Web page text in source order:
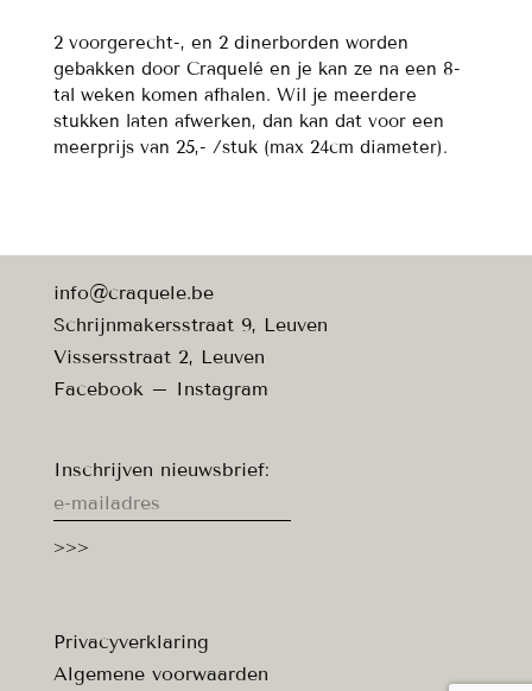
2 voorgerecht-, en 2 dinerborden worden
gebakken door Craquelé en je kan ze na een 8-
tal weken komen afhalen. Wil je meerdere
stukken laten afwerken, dan kan dat voor een
meerprijs van 25,- /stuk (max 24cm diameter).
info@craquele.be
Schrijnmakersstraat 9, Leuven
Vissersstraat 2, Leuven
Facebook– Instagram
Inschrijven nieuwsbrief:
Privacyverklaring
Algemene voorwaarden